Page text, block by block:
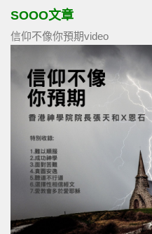
SOOO文章
信仰不像你預期video